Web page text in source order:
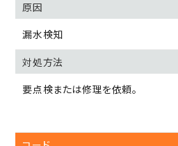
漏水検知
要点検または修理を依頼。